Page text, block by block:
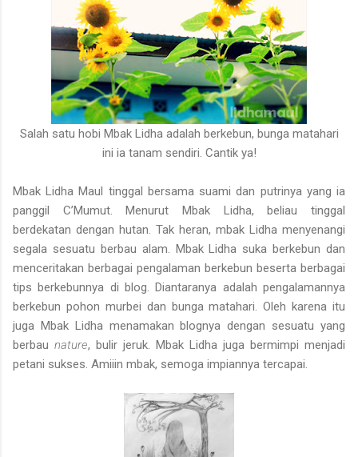
Salah satu hobi Mbak Lidha adalah berkebun, bunga matahari
ini ia tanam sendiri. Cantik ya!
Mbak Lidha Maul tinggal bersama suami dan putrinya yang ia
panggil C’Mumut. Menurut Mbak Lidha, beliau tinggal
berdekatan dengan hutan. Tak heran, mbak Lidha menyenangi
segala sesuatu berbau alam. Mbak Lidha suka berkebun dan
menceritakan berbagai pengalaman berkebun beserta berbagai
tips berkebunnya di blog. Diantaranya adalah pengalamannya
berkebun pohon murbei dan bunga matahari. Oleh karena itu
juga Mbak Lidha menamakan blognya dengan sesuatu yang
berbau nature, bulir jeruk. Mbak Lidha juga bermimpi menjadi
petani sukses. Amiiin mbak, semoga impiannya tercapai.